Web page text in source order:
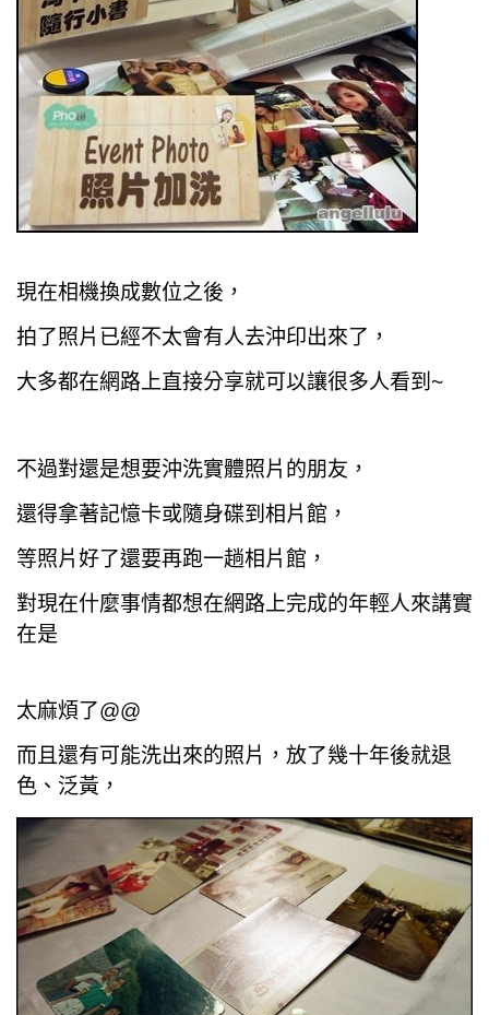
現在相機換成數位之後，
拍了照片已經不太會有人去沖印出來了，
大多都在網路上直接分享就可以讓很多人看到~
不過對還是想要沖洗實體照片的朋友，
還得拿著記憶卡或隨身碟到相片館，
等照片好了還要再跑一趟相片館，
對現在什麼事情都想在網路上完成的年輕人來講實
在是
太麻煩了@@
而且還有可能洗出來的照片，放了幾十年後就退
色、泛黃，